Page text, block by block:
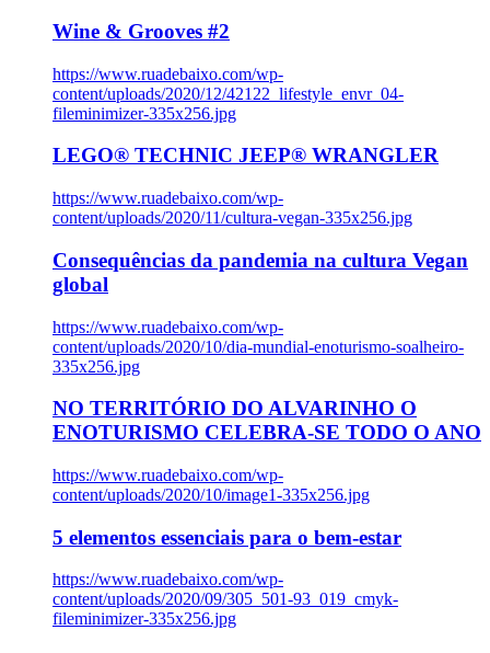
Wine & Grooves #2
https://www.ruadebaixo.com/wp-
content/uploads/2020/12/42122_lifestyle_envr_04-
fileminimizer-335x256.jpg
LEGO® TECHNIC JEEP® WRANGLER
https://www.ruadebaixo.com/wp-
content/uploads/2020/11/cultura-vegan-335x256.jpg
Consequências da pandemia na cultura Vegan
global
https://www.ruadebaixo.com/wp-
content/uploads/2020/10/dia-mundial-enoturismo-soalheiro-
335x256.jpg
NO TERRITÓRIO DO ALVARINHO O
ENOTURISMO CELEBRA-SE TODO O ANO
https://www.ruadebaixo.com/wp-
content/uploads/2020/10/image1-335x256.jpg
5 elementos essenciais para o bem-estar
https://www.ruadebaixo.com/wp-
content/uploads/2020/09/305_501-93_019_cmyk-
fileminimizer-335x256.jpg